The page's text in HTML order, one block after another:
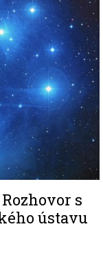
s
ústavu